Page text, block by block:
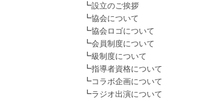
┗設立のご挨拶
┗協会について
┗協会ロゴについて
┗会員制度について
┗級制度について
┗指導者資格について
┗コラボ企画について
┗ラジオ出演について